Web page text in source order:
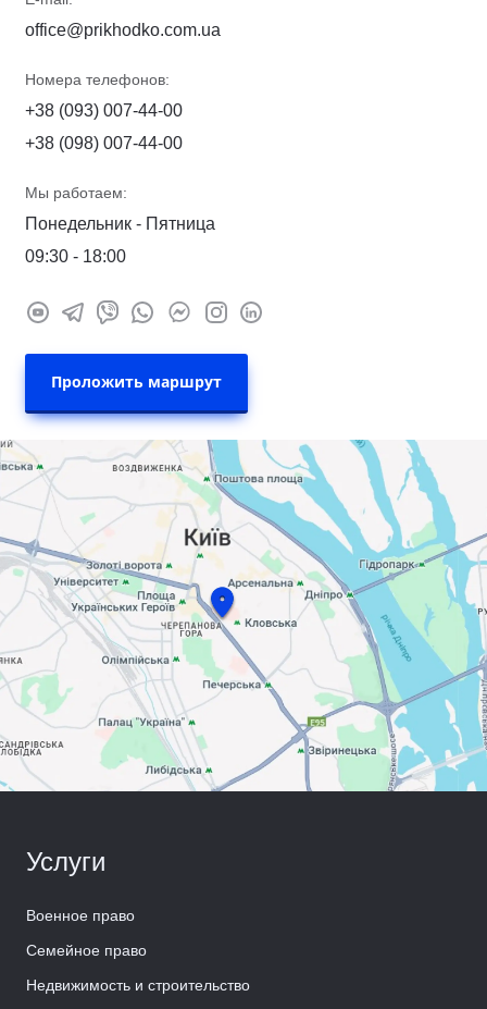
office@prikhodko.com.ua
Номера телефонов:
+38 (093) 007-44-00
+38 (098) 007-44-00
Мы работаем:
Понедельник - Пятница
09:30 - 18:00
Проложить маршрут
Услуги
Военное право
Семейное право
Недвижимость и строительство